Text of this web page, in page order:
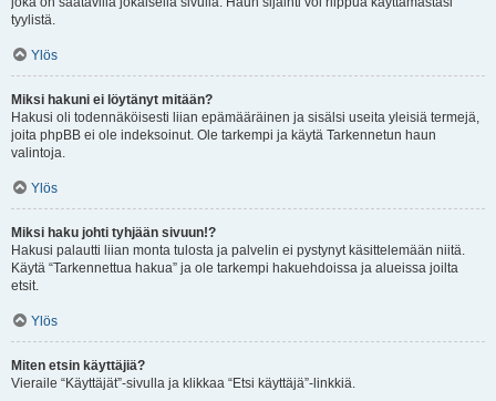
tyylistä.
Ylös
Miksi hakuni ei löytänyt mitään?
Hakusi oli todennäköisesti liian epämääräinen ja sisälsi useita yleisiä termejä,
joita phpBB ei ole indeksoinut. Ole tarkempi ja käytä Tarkennetun haun
valintoja.
Ylös
Miksi haku johti tyhjään sivuun!?
Hakusi palautti liian monta tulosta ja palvelin ei pystynyt käsittelemään niitä.
Käytä “Tarkennettua hakua” ja ole tarkempi hakuehdoissa ja alueissa joilta
etsit.
Ylös
Miten etsin käyttäjiä?
Vieraile “Käyttäjät”-sivulla ja klikkaa “Etsi käyttäjä”-linkkiä.